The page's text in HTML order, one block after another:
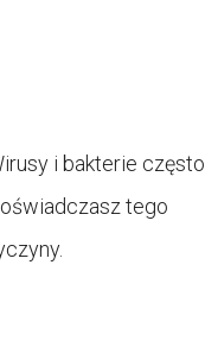
i bakterie często
tego